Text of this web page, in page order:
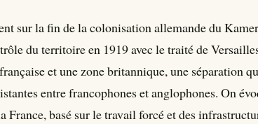
sur la fin de la colonisation allemande du
du territoire en 1919 avec le traité de
et une zone britannique, une séparation
entre francophones et anglophones. On
France, basé sur le travail forcé et des